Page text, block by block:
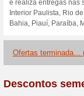
100%